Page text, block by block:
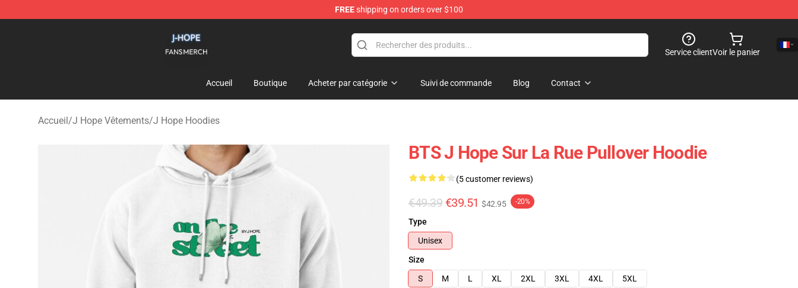
FREEshipping on orders over $100
Service clientVoir le panier
Accueil Boutique Acheter par catégorie Suivi de commande Blog Contact
Accueil/J Hope Vêtements/J Hope Hoodies
BTS J Hope Sur La Rue Pullover Hoodie
(5 customer reviews)
€49.39 €39.51 $42.95 -20%
Type
Unisex
Size
S
M L XL 2XL 3XL 4XL
5XL